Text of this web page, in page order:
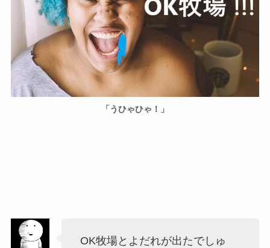
「うひゃひゃ！」
OK牧場とよだれが出たでしゅ